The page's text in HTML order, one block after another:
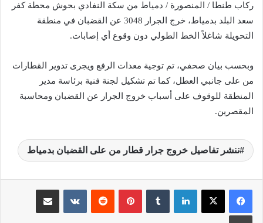
ركاب طنطا / المنصورة / دمياط من سكة النفادي بحوش محطة كفر
سعد البلد بدمياط، خرج الجرار 3048 عن القضبان في منطقة
التحويلة شاغلاً الخط الطولي دون وقوع أي إصابات.
وبحسب بيان صحفي، تم توجية معدات الرفع ويجرى تدوير القطارات
من على جانبي العطل، كما تم تشكيل لجنة فنية برئاسة مدير
المنطقة للوقوف على أسباب خروج الجرار عن القضبان ومحاسبة
المقصرين.
ننشر تفاصيل خروج جرار قطار من على القضبان بدمياط
لينكدإن بينتيريست